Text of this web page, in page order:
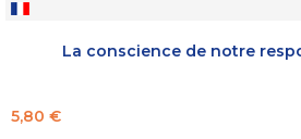
La conscience de notre
Prix
5,80 €